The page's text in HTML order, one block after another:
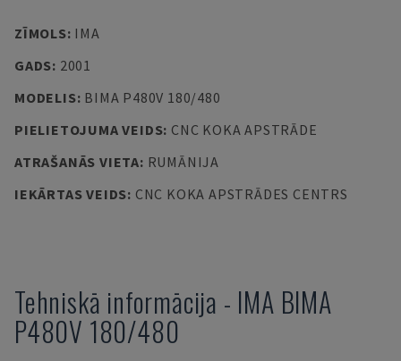
ZĪMOLS: IMA
GADS: 2001
MODELIS: BIMA P480V 180/480
PIELIETOJUMA VEIDS: CNC KOKA APSTRĀDE
ATRAŠANĀS VIETA: RUMĀNIJA
IEKĀRTAS VEIDS: CNC KOKA APSTRĀDES CENTRS
Tehniskā informācija - IMA BIMA
P480V 180/480